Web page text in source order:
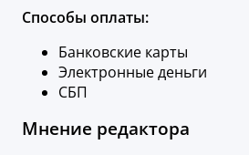
Способы оплаты:
Банковские карты
Электронные деньги
СБП
Мнение редактора